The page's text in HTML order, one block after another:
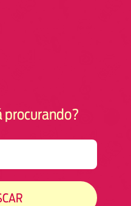
procurando?